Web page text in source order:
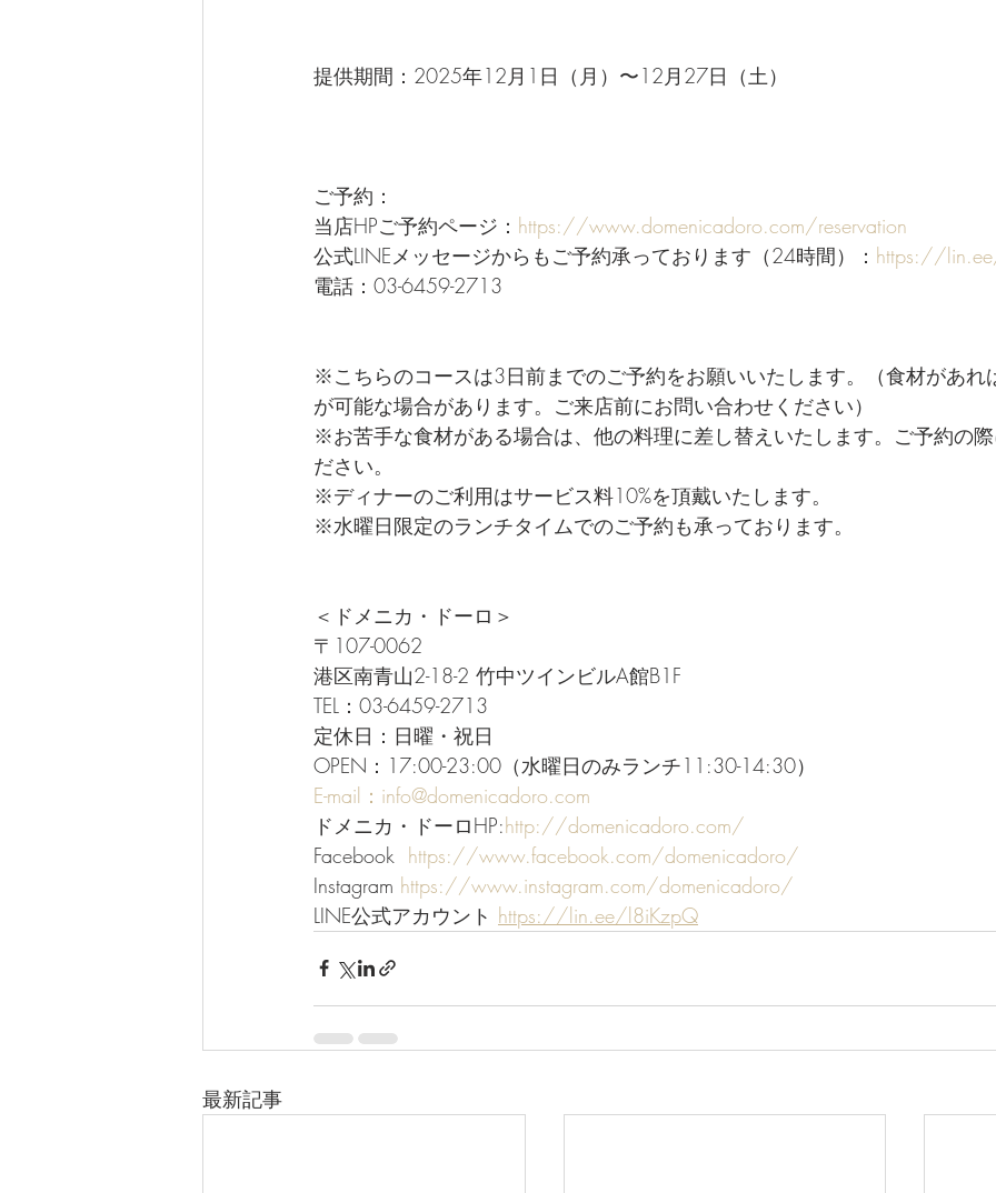
提供期間：2025年12月1日（月）〜12月27日（土）
ご予約：
当店HPご予約ページ： https://www.domenicadoro.com/reservation
公式LINEメッセージからもご予約承っております（24時間）： https://
電話：03-6459-2713
※こちらのコースは3日前までのご予約をお願いいたします。（食材があれ
が可能な場合があります。ご来店前にお問い合わせください）
※お苦手な食材がある場合は、他の料理に差し替えいたします。ご予約の
ださい。
※ディナーのご利用はサービス料10%を頂戴いたします。
※水曜日限定のランチタイムでのご予約も承っております。
＜ドメニカ・ドーロ＞
〒107-0062
港区南青山2-18-2 竹中ツインビルA館B1F
TEL：03-6459-2713
定休日：日曜・祝日
OPEN：17:00-23:00（水曜日のみランチ11:30-14:30）
E-mail：info@domenicadoro.com
ドメニカ・ドーロHP:http://domenicadoro.com/
Facebook https://www.facebook.com/domenicadoro/
Instagram https://www.instagram.com/domenicadoro/
LINE公式アカウント https://lin.ee/l8iKzpQ
最新記事